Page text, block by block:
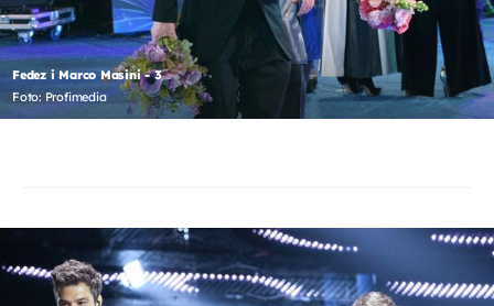
Fedez i Marco Masini - 3
Foto: Profimedia